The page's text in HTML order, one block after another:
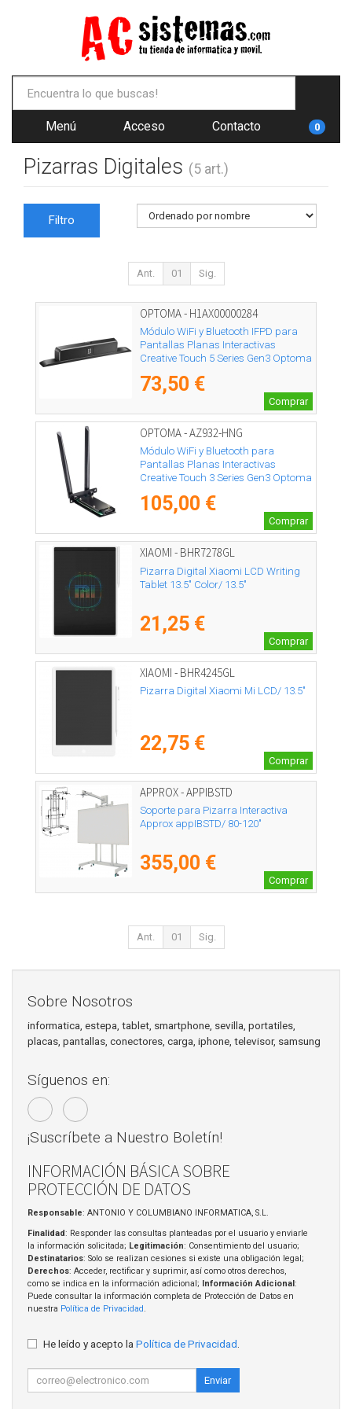
Menú Acceso Contacto 0
Pizarras Digitales (5 art.)
Filtro
Ant. 01 Sig.
OPTOMA - H1AX00000284
Módulo WiFi y Bluetooth IFPD para
Pantallas Planas Interactivas
Creative Touch 5 Series Gen3 Optoma
73,50 €
Comprar
OPTOMA - AZ932-HNG
Módulo WiFi y Bluetooth para
Pantallas Planas Interactivas
Creative Touch 3 Series Gen3 Optoma
105,00 €
Comprar
XIAOMI - BHR7278GL
Pizarra Digital Xiaomi LCD Writing
Tablet 13.5" Color/ 13.5"
21,25 €
Comprar
XIAOMI - BHR4245GL
Pizarra Digital Xiaomi Mi LCD/ 13.5"
22,75 €
Comprar
APPROX - APPIBSTD
Soporte para Pizarra Interactiva
Approx appIBSTD/ 80-120"
355,00 €
Comprar
Ant. 01 Sig.
Sobre Nosotros
informatica, estepa, tablet, smartphone, sevilla, portatiles,
placas, pantallas, conectores, carga, iphone, televisor, samsung
Síguenos en:
¡Suscríbete a Nuestro Boletín!
INFORMACIÓN BÁSICA SOBRE
PROTECCIÓN DE DATOS
Responsable: ANTONIO Y COLUMBIANO INFORMATICA, S.L.
Finalidad: Responder las consultas planteadas por el usuario y enviarle
la información solicitada; Legitimación: Consentimiento del usuario;
Destinatarios: Solo se realizan cesiones si existe una obligación legal;
Derechos: Acceder, rectificar y suprimir, así como otros derechos,
como se indica en la información adicional;
Información Adicional :
Puede consultar la información completa de Protección de Datos en
nuestra Política de Privacidad .
He leído y acepto la Política de Privacidad
Enviar